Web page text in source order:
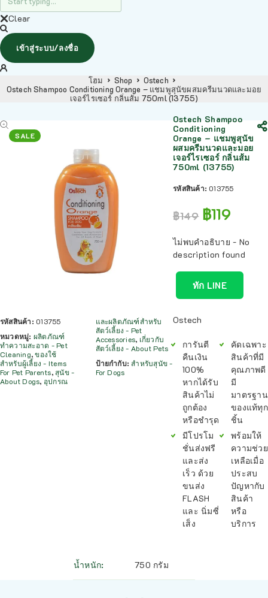
Clear
เข้าสู่ระบบ/ลงชื่อ
โฮม Shop
Ostech
Ostech Shampoo Conditioning Orange – แชมพูสุนัขผสมครีมนวดและมอย
เจอร์ไรเซอร์ กลิ่นส้ม 750ml (13755)
SALE
รหัสสินค้า: 013755
หมวดหมู่: ผลิตภัณฑ์
ทำความสะอาด - Pet
Cleaning,ของใช้
สำหรับผู้เลี้ยง - Items
For Pet Parents,สุนัข -
About Dogs, อุปกรณ
และผลิตภัณฑ์สำหรับ
สัตว์เลี้ยง - Pet
Accessories, เกี่ยวกับ
สัตว์เลี้ยง - About Pets
ป้ายกำกับ:สำหรับสุนัข -
For Dogs
Ostech Shampoo
Conditioning
Orange – แชมพูสุนัข
ผสมครีมนวดและมอย
เจอร์ไรเซอร์ กลิ่นส้ม
750ml (13755)
รหัสสินค้า: 013755
฿149 ฿119
ไม่พบคำอธิบาย - No
description found
ทัก LINE
Ostech
การันตี
คืนเงิน
100%
หากได้รับ
สินค้าไม่
ถูกต้อง
หรือชำรุด
มีโปรโม
ชั่นส่งฟรี
และส่ง
เร็ว ด้วย
ขนส่ง
FLASH
และ นิ่มซี่
เส็ง
คัดเฉพาะ
สินค้าที่มี
คุณภาพดี
มี
มาตรฐาน
ของแท้ทุก
ชิ้น
พร้อมให้
ความช่วย
เหลือเมื่อ
ประสบ
ปัญหากับ
สินค้า
หรือ
บริการ
น้ำหนัก 750 กรัม